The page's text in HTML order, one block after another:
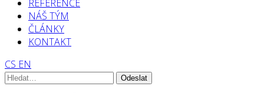
REFERENCE
NÁŠ TÝM
ČLÁNKY
KONTAKT
CS EN